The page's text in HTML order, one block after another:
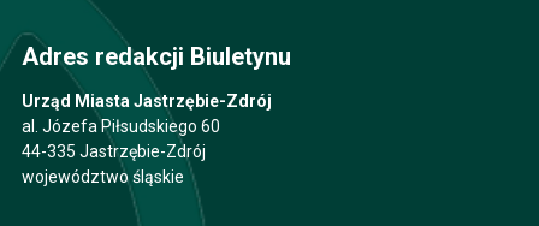
Adres redakcji Biuletynu
Urząd Miasta Jastrzębie-Zdrój
al. Józefa Piłsudskiego 60
44-335 Jastrzębie-Zdrój
województwo śląskie